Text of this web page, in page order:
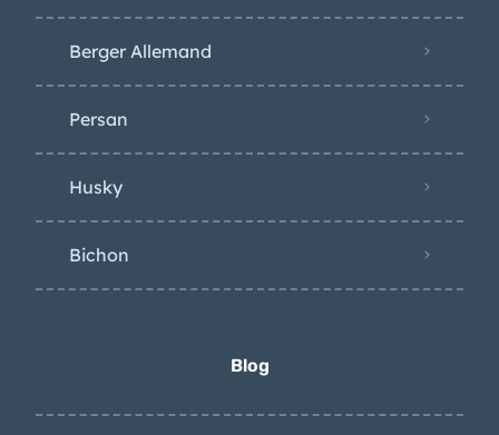
Berger Allemand
Persan
Husky
Bichon
Blog